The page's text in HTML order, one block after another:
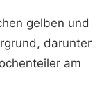
gelben und
darunter
am